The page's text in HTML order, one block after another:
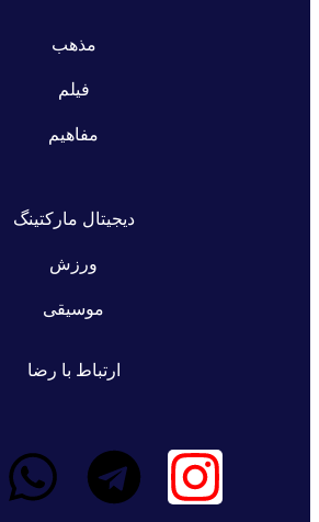
مذهب
فیلم
مفاهیم
دیجیتال مارکتینگ
ورزش
موسیقی
ارتباط با رضا